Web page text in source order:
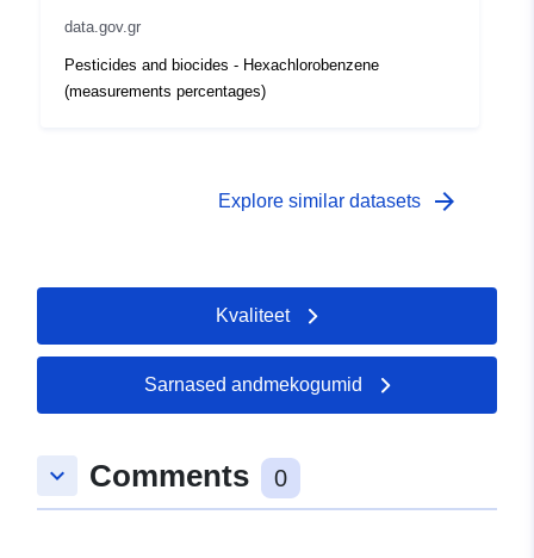
data.gov.gr
Pesticides and biocides - Hexachlorobenzene
(measurements percentages)
Explore similar datasets arrow_forward
Kvaliteet
Sarnased andmekogumid
keyboard_arrow_down Comments 0